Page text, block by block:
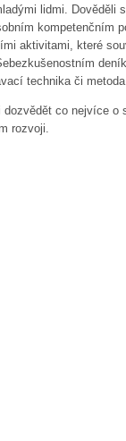
lidmi. Dověděli
kompetenčním
aktivitami, které
technika či
co nejvíce o
rozvoji.